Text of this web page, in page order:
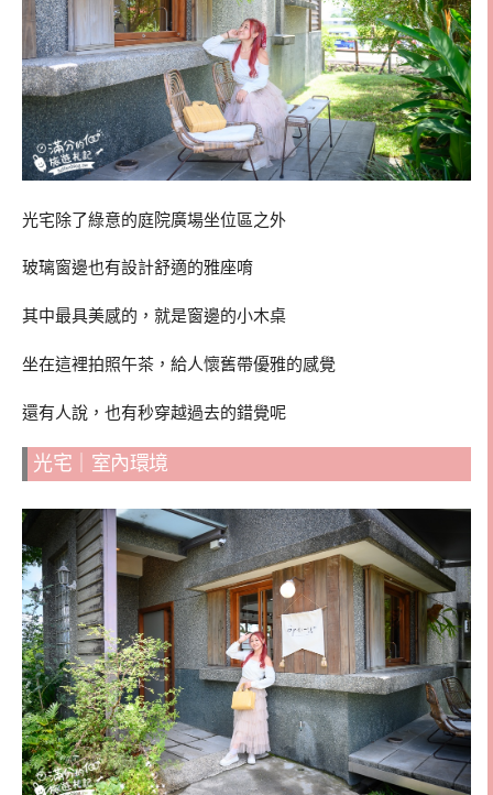
光宅除了綠意的庭院廣場坐位區之外
玻璃窗邊也有設計舒適的雅座唷
其中最具美感的，就是窗邊的小木桌
坐在這裡拍照午茶，給人懷舊帶優雅的感覺
還有人說，也有秒穿越過去的錯覺呢
光宅｜室內環境